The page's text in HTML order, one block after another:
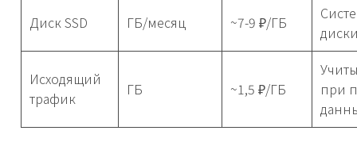
Диск SSD ГБ/месяц ~7-9 ₽/ГБ
Исходящий
трафик
ГБ ~1,5 ₽/ГБ
при